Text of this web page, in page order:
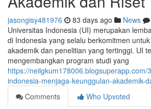
jasongisy481976 83 days ago News
Universitas Indonesia (UI) merupakan
di Indonesia yang selalu berkomitmen
akademik dan penelitian yang tertinggi. UI
mengembangkan program studi yang
https://neilgkum178006.blogsuperapp.com/
indonesia-menjaga-keunggulan-akademik-
Comments
Who Upvoted